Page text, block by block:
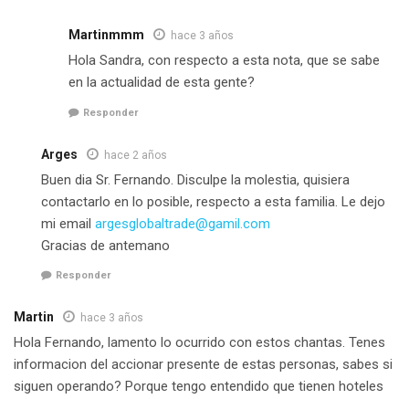
Martinmmm hace 3 años
Hola Sandra, con respecto a esta nota, que se sabe
en la actualidad de esta gente?
Responder
Arges hace 2 años
Buen dia Sr. Fernando. Disculpe la molestia, quisiera
contactarlo en lo posible, respecto a esta familia. Le dejo
mi email argesglobaltrade@gamil.com
Gracias de antemano
Responder
Martin hace 3 años
Hola Fernando, lamento lo ocurrido con estos chantas. Tenes
informacion del accionar presente de estas personas, sabes si
siguen operando? Porque tengo entendido que tienen hoteles